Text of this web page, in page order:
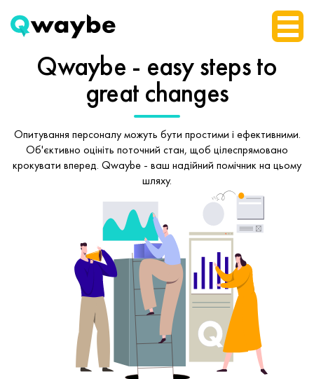
Qwaybe - easy stepsto
great changes
Опитування персоналу можуть бути простими і ефективними.
Об'єктивно оцініть поточний стан, щоб цілеспрямовано
крокувати вперед. Qwaybe - ваш надійний помічник на цьому
шляху.